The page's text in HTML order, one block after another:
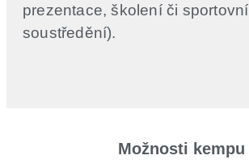
prezentace, školení či sportovní
soustředění).
Možnosti kempu